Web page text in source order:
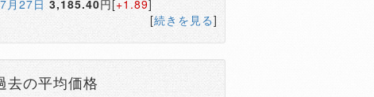
月27日 3,185.40円[+1.89]
[続きを見る]
去の平均価格